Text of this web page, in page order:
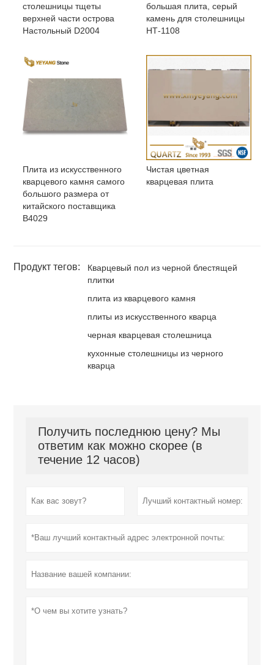
столешницы тщеты
верхней части острова
Настольный D2004
большая плита, серый
камень для столешницы
НТ-1108
Плита из искусственного
кварцевого камня самого
большого размера от
китайского поставщика
B4029
Чистая цветная
кварцевая плита
Продукт тегов:
Кварцевый пол из черной блестящей
плитки
плита из кварцевого камня
плиты из искусственного кварца
черная кварцевая столешница
кухонные столешницы из черного
кварца
Получить последнюю цену? Мы
ответим как можно скорее (в
течение 12 часов)